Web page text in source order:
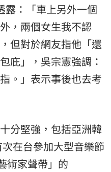
露：「車上另外一個
，兩個女生我不認
但對於網友指他「還
庇」，吳宗憲強調：
。」表示事後也去考
分堅強，包括亞洲韓
在台參加大型音樂節
術家聲帶」的